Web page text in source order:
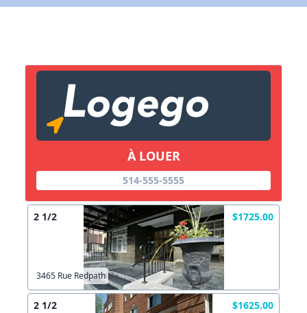
À LOUER
514-555-5555
2 1/2 $1725.00
3465 Rue Redpath
2 1/2 $1625.00
Lien vers inscription (sera inclus dans courriel)
Copier lien
X Fermer Envoyez
X Fermer